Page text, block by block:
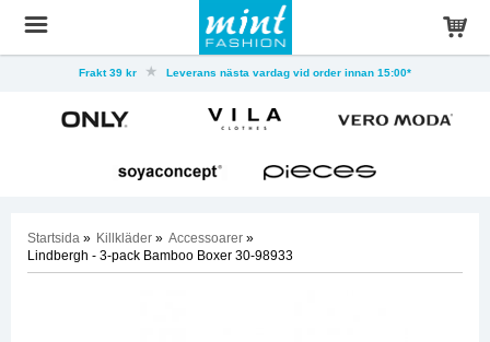
Frakt 39 kr Leverans nästa vardag vid order innan 15:00*
Startsida » Killkläder » Accessoarer »
Lindbergh - 3-pack Bamboo Boxer 30-98933